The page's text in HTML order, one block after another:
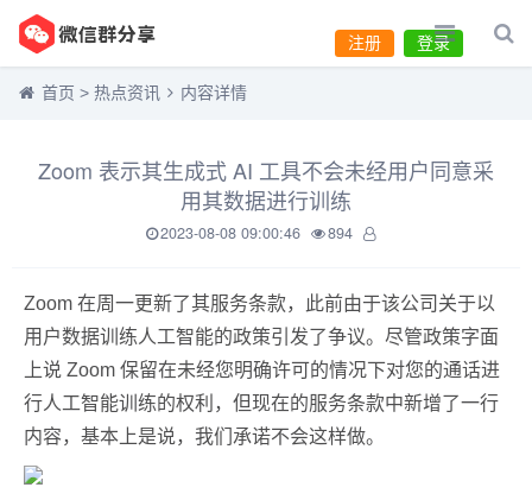
登录
注册
首页 > 热点资讯 内容详情
Zoom 表示其生成式 AI 工具不会未经用户同意采
用其数据进行训练
2023-08-08 09:00:46 894
Zoom 在周一更新了其服务条款，此前由于该公司关于以
用户数据训练人工智能的政策引发了争议。尽管政策字面
上说 Zoom 保留在未经您明确许可的情况下对您的通话进
行人工智能训练的权利，但现在的服务条款中新增了一行
内容，基本上是说，我们承诺不会这样做。